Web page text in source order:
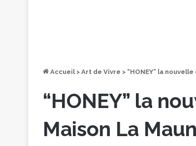
Accueil > Art de Vivre > “HONEY” la
“HONEY” la
Maison La